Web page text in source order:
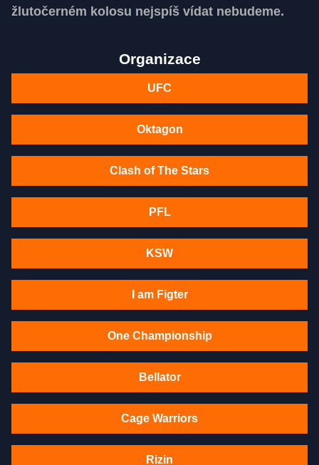
žlutočerném kolosu nejspíš vídat nebudeme.
Organizace
UFC
Oktagon
Clash of The Stars
PFL
KSW
I am Figter
One Championship
Bellator
Cage Warriors
Rizin